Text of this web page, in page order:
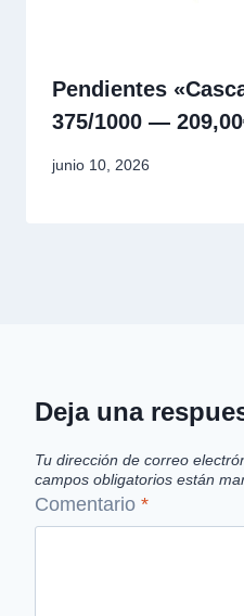
Pendientes
375/1000 —
junio 10, 2026
Deja una
Tu dirección de correo
campos obligatorios están
Comentario *